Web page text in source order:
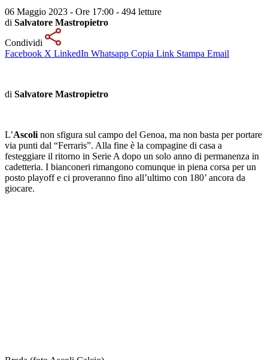
06 Maggio 2023 - Ore 17:00 - 494 letture
di Salvatore Mastropietro
Condividi
Facebook X LinkedIn Whatsapp Copia Link Stampa Email
di Salvatore Mastropietro
L’Ascoli non sfigura sul campo del Genoa, ma non basta per portare
via punti dal “Ferraris”. Alla fine è la compagine di casa a
festeggiare il ritorno in Serie A dopo un solo anno di permanenza in
cadetteria. I bianconeri rimangono comunque in piena corsa per un
posto playoff e ci proveranno fino all’ultimo con 180’ ancora da
giocare.